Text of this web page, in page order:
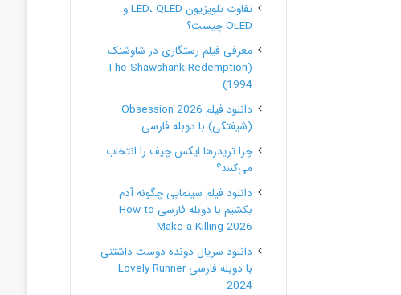
تفاوت تلویزیون LED، QLED و
OLED چیست؟
معرفی فیلم رستگاری در شاوشنک
(The Shawshank Redemption
1994)
دانلود فیلم Obsession 2026
(شیفتگی) با دوبله فارسی
چرا تریدرها ایکس چیف را انتخاب
می‌کنند؟
دانلود فیلم سینمایی چگونه آدم
بکشیم با دوبله فارسی How to
Make a Killing 2026
دانلود سریال دونده دوست داشتنی
با دوبله فارسی Lovely Runner
2024